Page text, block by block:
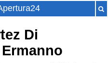
Di